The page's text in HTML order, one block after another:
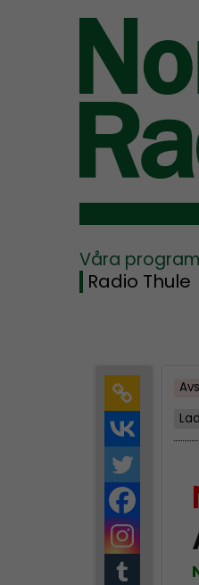
Våra program
Radio Thule